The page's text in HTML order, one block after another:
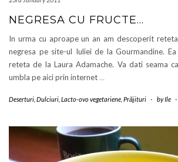
NEGRESA CU FRUCTE…
In urma cu aproape un an am descoperit
negresa pe site-ul Iuliei de la Gourmandine.
reteta de la Laura Adamache. Va dati seama
umbla pe aici prin internet …
Deserturi Dulciuri Lacto-ovo vegetariene Prăjituri - byIle -